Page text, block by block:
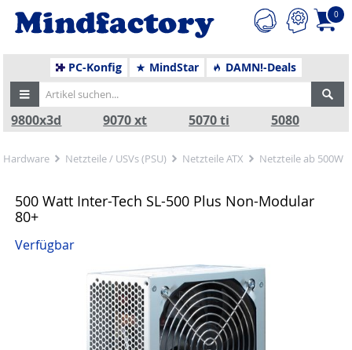
0
PC-Konfig MindStar DAMN!-Deals
9800x3d 9070 xt 5070 ti 5080
Hardware Netzteile / USVs (PSU) Netzteile ATX Netzteile ab 500W
500 Watt Inter-Tech SL-500 Plus Non-Modular
80+
Verfügbar
Zurück